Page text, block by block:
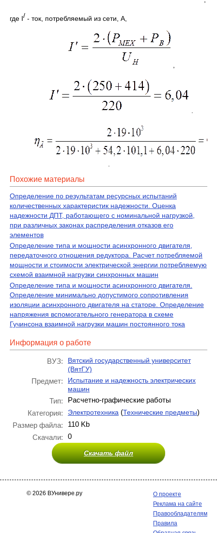
где I/ - ток, потребляемый из сети, А,
,
.
.
Похожие материалы
Определение по результатам ресурсных испытаний
количественных характеристик надежности. Оценка
надежности ДПТ, работающего с номинальной нагрузкой,
при различных законах распределения отказов его
элементов
Определение типа и мощности асинхронного двигателя,
передаточного отношения редуктора. Расчет потребляемой
мощности и стоимости электрической энергии потребляемую
схемой взаимной нагрузки синхронных машин
Определение типа и мощности асинхронного двигателя.
Определение минимально допустимого сопротивления
изоляции асинхронного двигателя на статоре. Определение
напряжения вспомогательного генератора в схеме
Гучинсона взаимной нагрузки машин постоянного тока
Информация о работе
ВУЗ:
Вятский государственный университет
(ВятГУ)
Предмет:
Испытание и надежность электрических
машин
Тип:
Расчетно-графические работы
Категория:
Электротехника (Технические предметы)
Размер файла:
110 Kb
Скачали:
0
Скачать файл
© 2026 ВУнивере.ру
О проекте
Реклама на сайте
Правообладателям
Правила